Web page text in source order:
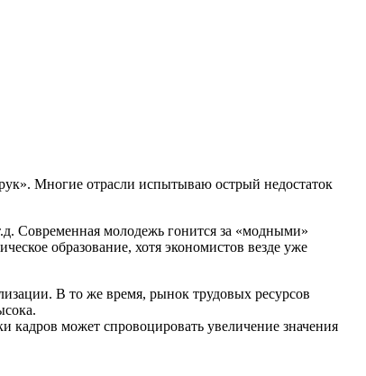
Многие отрасли испытываю острый недостаток
Современная молодежь гонится за «модными»
образование, хотя экономистов везде уже
В то же время, рынок трудовых ресурсов
кадров может спровоцировать увеличение значения